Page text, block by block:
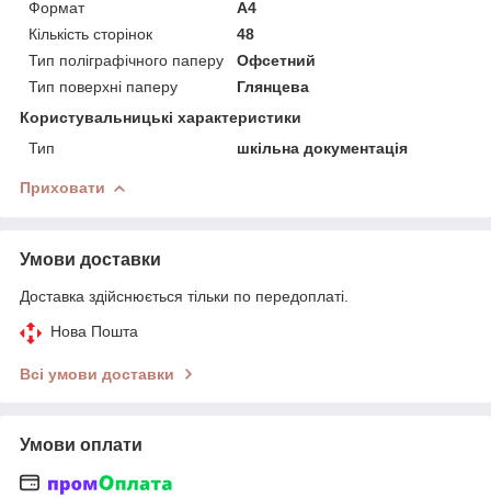
Формат
A4
Кількість сторінок
48
Тип поліграфічного паперу
Офсетний
Тип поверхні паперу
Глянцева
Користувальницькі характеристики
Тип
шкільна документація
Приховати
Умови доставки
Доставка здійснюється тільки по передоплаті.
Нова Пошта
Всі умови доставки
Умови оплати